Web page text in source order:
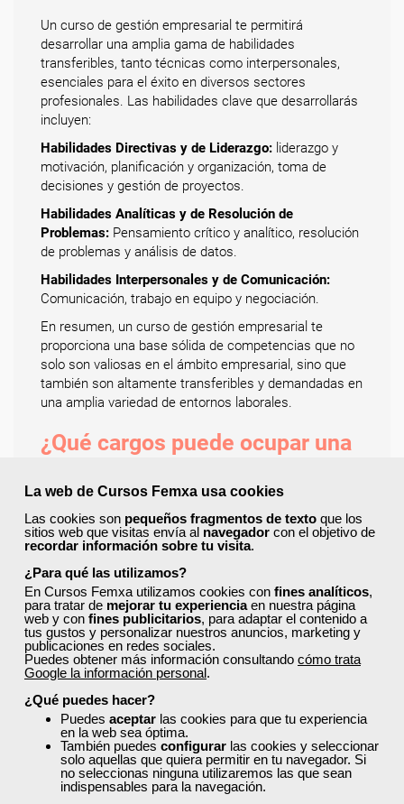
La web de Cursos Femxa usa cookies
Las cookies son pequeños fragmentos de texto que los
sitios web que visitas envía al navegador con el objetivo de
recordar información sobre tu visita.
¿Para qué las utilizamos?
En Cursos Femxa utilizamos cookies con fines analíticos,
para tratar de mejorar tu experienciaen nuestra página
web y con fines publicitarios, para adaptar el contenido a
tus gustos y personalizar nuestros anuncios, marketing y
publicaciones en redes sociales.
Puedes obtener más información consultando cómo trata
Google la información personal.
¿Qué puedes hacer?
Puedes aceptar las cookies para que tu experiencia
en la web sea óptima.
También puedes configurar las cookies y seleccionar
solo aquellas que quiera permitir en tu navegador. Si
no seleccionas ninguna utilizaremos las que sean
indispensables para la navegación.
Un curso de gestión empresarial te permitirá
desarrollar una amplia gama de habilidades
transferibles, tanto técnicas como interpersonales,
esenciales para el éxito en diversos sectores
profesionales. Las habilidades clave que desarrollarás
incluyen:
Habilidades Directivas y de Liderazgo: liderazgo y
motivación, planificación y organización, toma de
decisiones y gestión de proyectos.
Habilidades Analíticas y de Resolución de
Problemas: Pensamiento crítico y analítico, resolución
de problemas y análisis de datos.
Habilidades Interpersonales y de Comunicación:
Comunicación, trabajo en equipo y negociación.
En resumen, un curso de gestión empresarial te
proporciona una base sólida de competencias que no
solo son valiosas en el ámbito empresarial, sino que
también son altamente transferibles y demandadas en
una amplia variedad de entornos laborales.
¿Qué cargos puede ocupar una
empresarial?
Una persona que estudia gestión empresarial puede
ocupar una amplia gama de cargos en diversas áreas
y sectores, tanto en empresas privadas como públicas
u ONGs, debido a la versatilidad de sus conocimientos
en finanzas, recursos humanos, marketing, producción
y auditoría.
Cargos Directivos y de Gerencia:Director General /
Gerente General, Gerente de Proyectos (Project
Management), Gerente de Áreas (Finanzas, Recursos
Humanos, Operaciones, Marketing), Jefe de Área o
Jefe de Departamento, Jefe de Almacén.
Cargos en Áreas Funcionales:Consultor/Asesor de
Empresas, Auditor, Coordinador de Compras,
Inventarios y Servicios, Asistente Administrativo o